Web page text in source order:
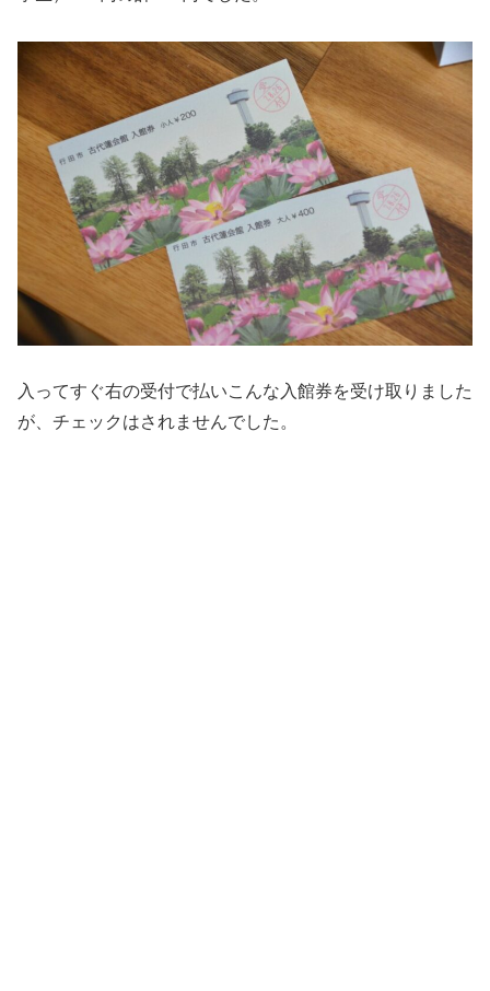
入ってすぐ右の受付で払いこんな入館券を受け取りました
が、チェックはされませんでした。